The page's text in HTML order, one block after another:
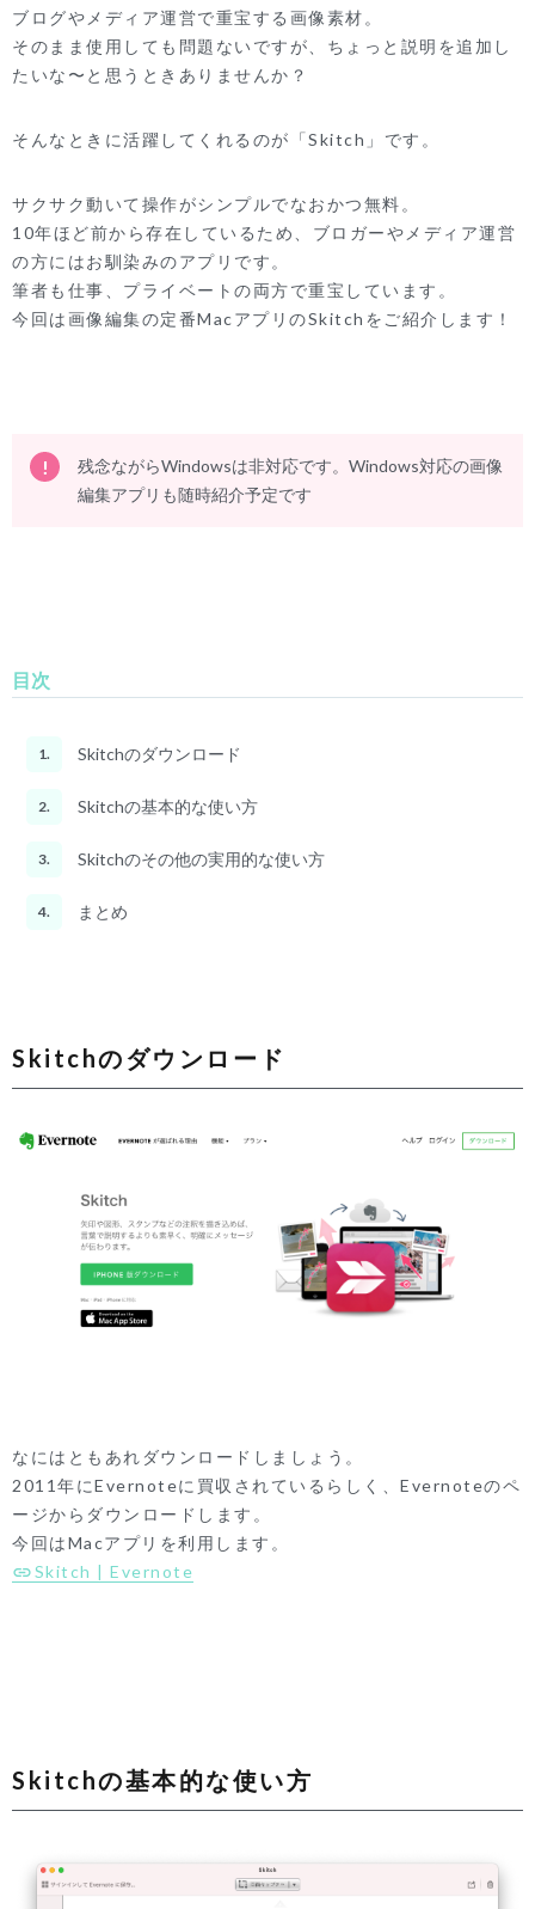
ブログやメディア運営で重宝する画像素材。
そのまま使用しても問題ないですが、ちょっと説明を追加し
たいな〜と思うときありませんか？
そんなときに活躍してくれるのが「Skitch」です。
サクサク動いて操作がシンプルでなおかつ無料。
10年ほど前から存在しているため、ブロガーやメディア運営
の方にはお馴染みのアプリです。
筆者も仕事、プライベートの両方で重宝しています。
今回は画像編集の定番MacアプリのSkitchをご紹介します！
残念ながらWindowsは非対応です。Windows対応の画像
編集アプリも随時紹介予定です
目次
1. Skitchのダウンロード
2. Skitchの基本的な使い方
3. Skitchのその他の実用的な使い方
4. まとめ
Skitchのダウンロード
なにはともあれダウンロードしましょう。
2011年にEvernoteに買収されているらしく、Evernoteのペ
ージからダウンロードします。
今回はMacアプリを利用します。
Skitch | Evernote
Skitchの基本的な使い方